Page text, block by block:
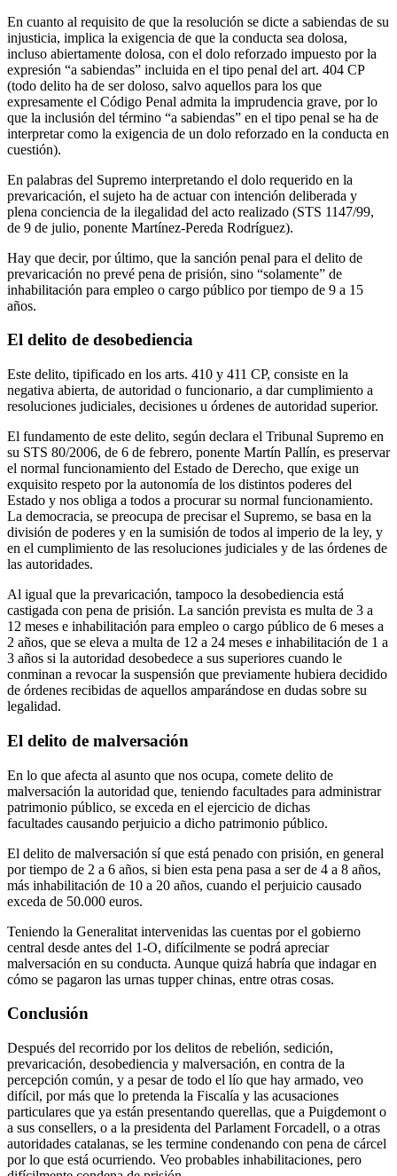
En cuanto al requisito de que la resolución se dicte a sabiendas de su
injusticia, implica la exigencia de que la conducta sea dolosa,
incluso abiertamente dolosa, con el dolo reforzado impuesto por la
expresión “a sabiendas” incluida en el tipo penal del art. 404 CP
(todo delito ha de ser doloso, salvo aquellos para los que
expresamente el Código Penal admita la imprudencia grave, por lo
que la inclusión del término “a sabiendas” en el tipo penal se ha de
interpretar como la exigencia de un dolo reforzado en la conducta en
cuestión).
En palabras del Supremo interpretando el dolo requerido en la
prevaricación, el sujeto ha de actuar con intención deliberada y
plena conciencia de la ilegalidad del acto realizado (STS 1147/99,
de 9 de julio, ponente Martínez-Pereda Rodríguez).
Hay que decir, por último, que la sanción penal para el delito de
prevaricación no prevé pena de prisión, sino “solamente” de
inhabilitación para empleo o cargo público por tiempo de 9 a 15
años.
El delito de desobediencia
Este delito, tipificado en los arts. 410 y 411 CP, consiste en la
negativa abierta, de autoridad o funcionario, a dar cumplimiento a
resoluciones judiciales, decisiones u órdenes de autoridad superior.
El fundamento de este delito, según declara el Tribunal Supremo en
su STS 80/2006, de 6 de febrero, ponente Martín Pallín, es preservar
el normal funcionamiento del Estado de Derecho, que exige un
exquisito respeto por la autonomía de los distintos poderes del
Estado y nos obliga a todos a procurar su normal funcionamiento.
La democracia, se preocupa de precisar el Supremo, se basa en la
división de poderes y en la sumisión de todos al imperio de la ley, y
en el cumplimiento de las resoluciones judiciales y de las órdenes de
las autoridades.
Al igual que la prevaricación, tampoco la desobediencia está
castigada con pena de prisión. La sanción prevista es multa de 3 a
12 meses e inhabilitación para empleo o cargo público de 6 meses a
2 años, que se eleva a multa de 12 a 24 meses e inhabilitación de 1 a
3 años si la autoridad desobedece a sus superiores cuando le
conminan a revocar la suspensión que previamente hubiera decidido
de órdenes recibidas de aquellos amparándose en dudas sobre su
legalidad.
El delito de malversación
En lo que afecta al asunto que nos ocupa, comete delito de
malversación la autoridad que, teniendo facultades para administrar
patrimonio público, se exceda en el ejercicio de dichas
facultades causando perjuicio a dicho patrimonio público.
El delito de malversación sí que está penado con prisión, en general
por tiempo de 2 a 6 años, si bien esta pena pasa a ser de 4 a 8 años,
más inhabilitación de 10 a 20 años, cuando el perjuicio causado
exceda de 50.000 euros.
Teniendo la Generalitat intervenidas las cuentas por el gobierno
central desde antes del 1-O, difícilmente se podrá apreciar
malversación en su conducta. Aunque quizá habría que indagar en
cómo se pagaron las urnas tupper chinas, entre otras cosas.
Conclusión
Después del recorrido por los delitos de rebelión, sedición,
prevaricación, desobediencia y malversación, en contra de la
percepción común, y a pesar de todo el lío que hay armado, veo
difícil, por más que lo pretenda la Fiscalía y las acusaciones
particulares que ya están presentando querellas, que a Puigdemont o
a sus consellers, o a la presidenta del Parlament Forcadell, o a otras
autoridades catalanas, se les termine condenando con pena de cárcel
por lo que está ocurriendo. Veo probables inhabilitaciones, pero